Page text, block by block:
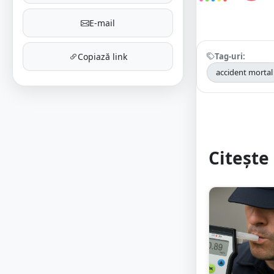
E-mail
Copiază link
Tag-uri:
accident mortal
Citește